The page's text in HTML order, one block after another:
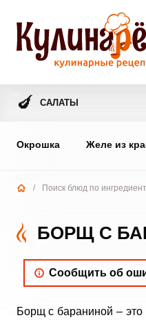
🍆 САЛАТЫ
Окрошка Желе из
/ Поиск блюд по
БОРЩ С
Сообщить об
Борщ с бараниной –